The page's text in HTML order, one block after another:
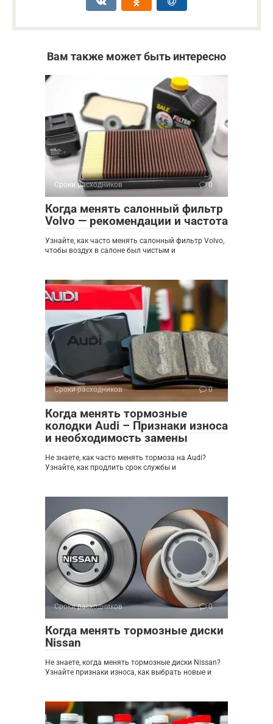
Вам также может быть интересно
Сроки расходников 0
Когда менять салонный фильтр
Volvo — рекомендации и частота
Узнайте, как часто менять салонный фильтр Volvo,
чтобы воздух в салоне был чистым и
Сроки расходников 0
Когда менять тормозные
колодки Audi – Признаки износа
и необходимость замены
Не знаете, как часто менять тормоза на Audi?
Узнайте, как продлить срок службы и
Сроки расходников 0
Когда менять тормозные диски
Nissan
Не знаете, когда менять тормозные диски Nissan?
Узнайте признаки износа, как выбрать новые и